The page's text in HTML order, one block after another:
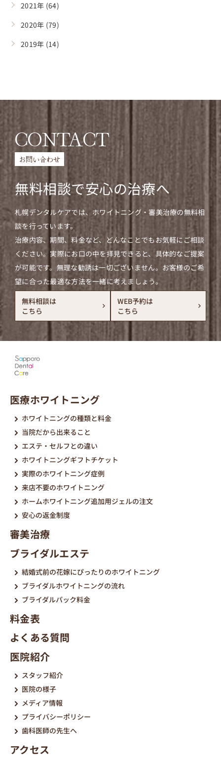
2021年 (64)
2020年 (79)
2019年 (14)
CONTACT
お問い合わせ
無料相談で安心の治療へ
札幌デンタルケアでは、ホワイトニング・審美治療の無料相
談を行っています。
治療内容、期間、料金など、どんなことでもお気軽にご相談
ください。実際にお口の中を拝見できると、具体的なご提案
が可能です。無理な勧誘は一切ございません。お客様のご希
望に合った最適な方法を一緒に考えましょう。
無料相談は
こちら
WEB予約は
こちら
医療ホワイトニング
ホワイトニングの種類と料金
当院だから出来ること
エステ・セルフとの違い
ホワイトニングギフトチケット
実際のホワイトニング症例
来店不要のホワイトニング
ホームホワイトニング追加用ジェルの注文
安心の返金制度
審美治療
ブライダルエステ
結婚式前の花嫁にぴったりのホワイトニング
ブライダルホワイトニングの流れ
ブライダルパック料金
料金表
よくある質問
医院紹介
スタッフ紹介
医院の様子
メディア情報
プライバシーポリシー
歯科医師の先生へ
アクセス